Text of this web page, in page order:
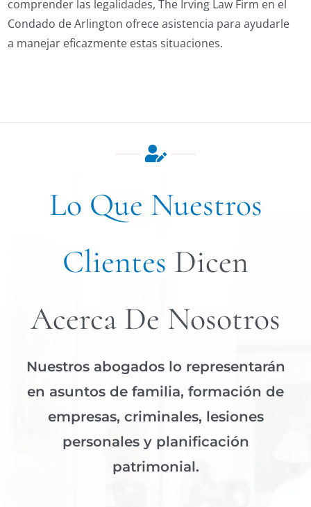
comprender las legalidades, The Irving Law Firm en el
Condado de Arlington ofrece asistencia para ayudarle
a manejar eficazmente estas situaciones.
Lo Que Nuestros
Clientes Dicen
Acerca De Nosotros
Nuestros abogados lo representarán
en asuntos de familia, formación de
empresas, criminales, lesiones
personales y planificación
patrimonial.